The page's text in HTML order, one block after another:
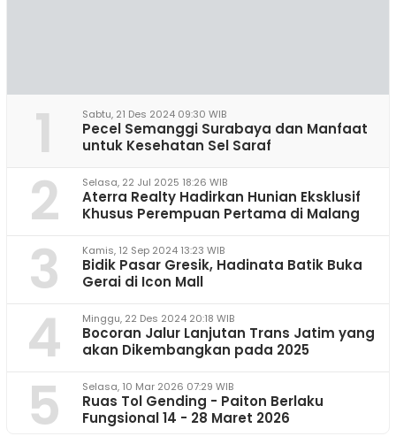
1 Sabtu, 21 Des 2024 09:30 WIB
Pecel Semanggi Surabaya dan Manfaat
untuk Kesehatan Sel Saraf
2 Selasa, 22 Jul 2025 18:26 WIB
Aterra Realty Hadirkan Hunian Eksklusif
Khusus Perempuan Pertama di Malang
3 Kamis, 12 Sep 2024 13:23 WIB
Bidik Pasar Gresik, Hadinata Batik Buka
Gerai di Icon Mall
4 Minggu, 22 Des 2024 20:18 WIB
Bocoran Jalur Lanjutan Trans Jatim yang
akan Dikembangkan pada 2025
5 Selasa, 10 Mar 2026 07:29 WIB
Ruas Tol Gending - Paiton Berlaku
Fungsional 14 - 28 Maret 2026